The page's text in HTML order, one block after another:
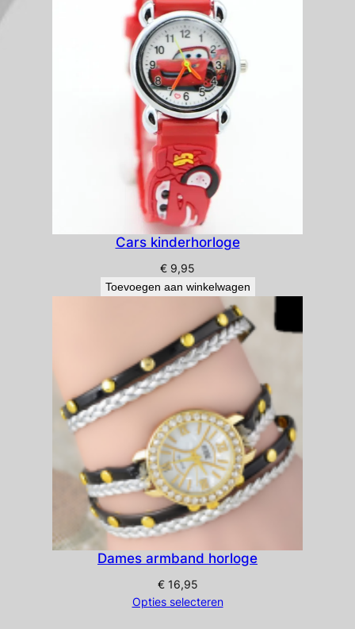
Cars kinderhorloge
€ 9,95
Toevoegen aan winkelwagen
Dames armband horloge
€16,95
Opties selecteren